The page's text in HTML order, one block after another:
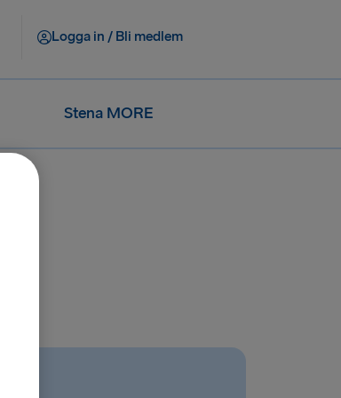
Logga in / Bli medlem
Stena MORE